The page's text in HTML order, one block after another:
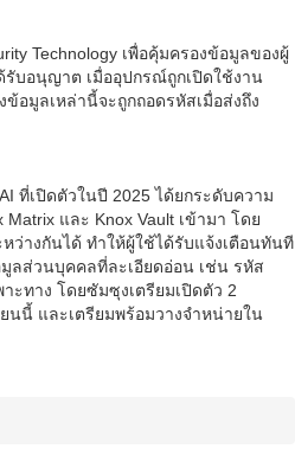
Technology เพื่อคุ้มครองข้อมูลของผู้
บอนุญาต เมื่ออุปกรณ์ถูกเปิดใช้งาน
อมูลเหล่านี้จะถูกถอดรหัสเมื่อส่งถึง
ที่เปิดตัวในปี 2025 ได้ยกระดับความ
และ Knox Vault เข้ามา โดย
ว่างกันได้ ทำให้ผู้ใช้ได้รับแจ้งเตือนทันที
ลส่วนบุคคลที่ละเอียดอ่อน เช่น รหัส
ะทาง โดยซัมซุงเตรียมเปิดตัว 2
นี้ และเตรียมพร้อมวางจำหน่ายใน